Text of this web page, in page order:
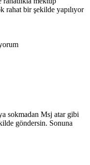
rahat bir şekilde yapılıyor
sokmadan Msj atar gibi
göndersin. Sonuna